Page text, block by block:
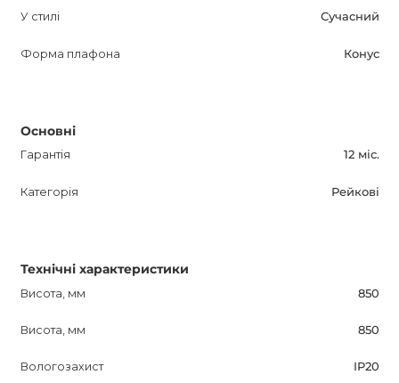
У стилі Сучасний
Форма плафона Конус
Основні
Гарантія 12 міс.
Категорія Рейкові
Технічні характеристики
Висота, мм 850
Висота, мм 850
Вологозахист IP20